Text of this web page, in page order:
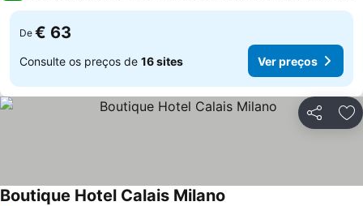
De € 63
Consulte os preços de 16 sites Ver preços
Partilhar
Boutique Hotel Calais Milano